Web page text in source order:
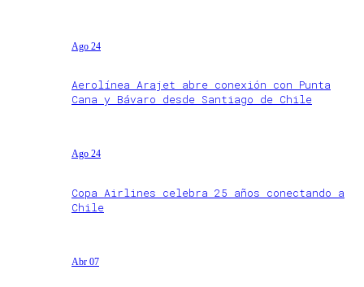
Ago 24
Aerolínea Arajet abre conexión con Punta
Cana y Bávaro desde Santiago de Chile
Ago 24
Copa Airlines celebra 25 años conectando a
Chile
Abr 07